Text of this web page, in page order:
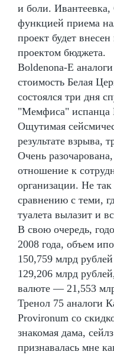
и боли.
функцией приема
проект будет
проектом бюджета.
Boldenona-E
стоимость Белая
состоялся три дня
"Мемфиса" испанца
Ощутимая
результате взрыва,
Очень
отношение к
организации. Не
сравнению с теми,
туалета вылазит и
В свою очередь,
2008 года, объем
150,759 млрд
129,206 млрд
валюте — 21,553
Тренол 75 аналоги
Provironum со
знакомая дама,
признавалась мне